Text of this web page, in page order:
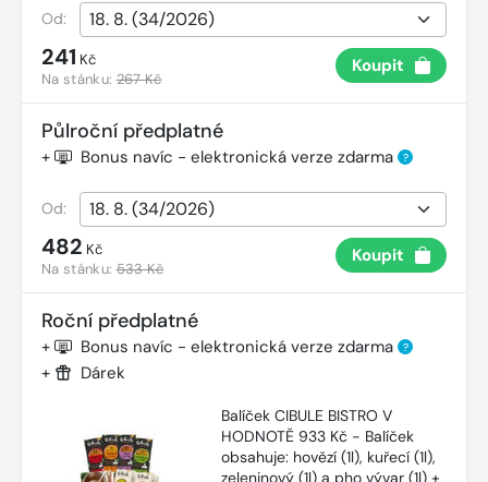
Od:
241 Kč
Na stánku:267 Kč
Koupit
Půlroční předplatné
+ Bonus navíc - elektronická verze zdarma ?
Od:
482 Kč
Na stánku:533 Kč
Koupit
Roční předplatné
+ Bonus navíc - elektronická verze zdarma ?
+ Dárek
Balíček CIBULE BISTRO V
HODNOTĚ 933 Kč - Balíček
obsahuje: hovězí (1l), kuřecí (1l),
zeleninový (1l) a pho vývar (1l) +